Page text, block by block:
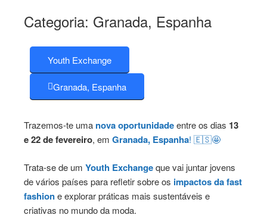
Categoria: Granada, Espanha
Youth Exchange
Granada, Espanha
Trazemos-te uma novaoportunidadeentre os dias 13
e 22 de fevereiro, em Granada, Espanha! 🇪🇸🤩
Trata-se de um Youth Exchangeque vai juntar jovens
de vários países para refletir sobre os impactos da fast
fashione explorar práticas mais sustentáveis e
criativas no mundo da moda.